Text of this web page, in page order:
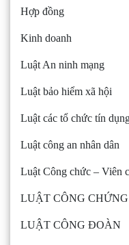
Hợp đồng
Kinh doanh
Luật An ninh mạng
Luật bảo hiểm xã hội
Luật các tổ chức tín
Luật công an nhân dân
Luật Công chức – Viên
LUẬT CÔNG CHỨNG
LUẬT CÔNG ĐOÀN